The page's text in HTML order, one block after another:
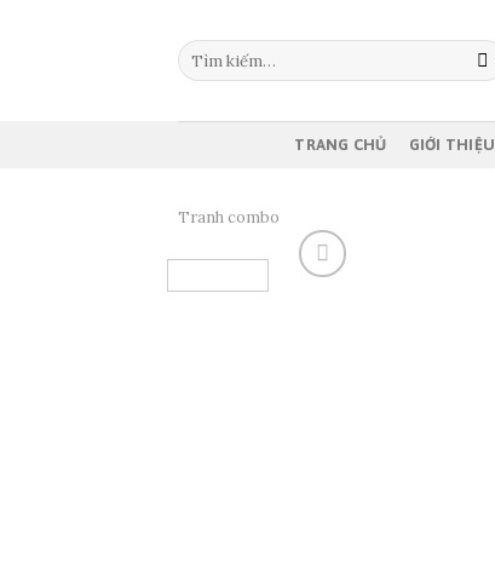
Tìm
kiếm:
TRANG CHỦ GIỚI THIỆU
Tranh combo